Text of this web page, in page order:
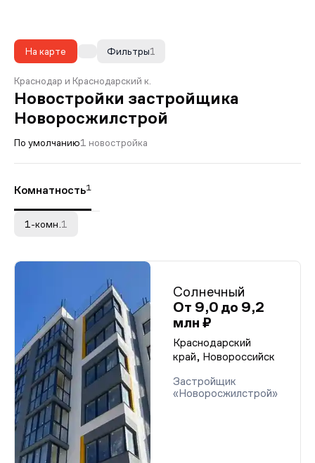
На карте 1
Фильтры
Краснодар и Краснодарский к.
Новостройки застройщика
Новоросжилстрой
По умолчанию1 новостройка
Комнатность1
1-комн. 1
Солнечный
От 9,0 до 9,2
млн ₽
Краснодарский
край, Новороссийск
Застройщик
«Новоросжилстрой»